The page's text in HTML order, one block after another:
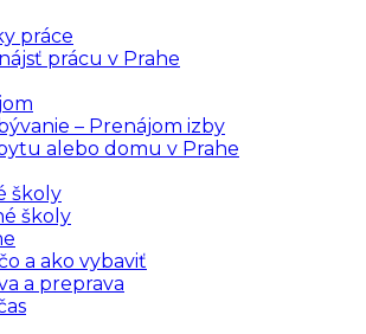
práce
prácu v Prahe
– Prenájom izby
alebo domu v Prahe
školy
školy
a ako vybaviť
a preprava